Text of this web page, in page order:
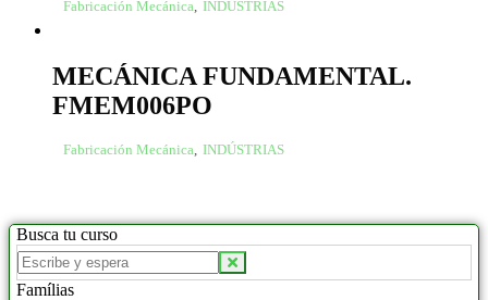
Fabricación Mecánica, INDÚSTRIAS
MECÁNICA FUNDAMENTAL.
FMEM006PO
Fabricación Mecánica INDÚSTRIAS
Busca tu curso
Buscar
productos:
Famílias